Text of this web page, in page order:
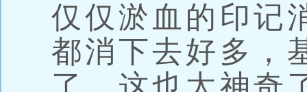
仅仅淤血的印记
都消下去好多，